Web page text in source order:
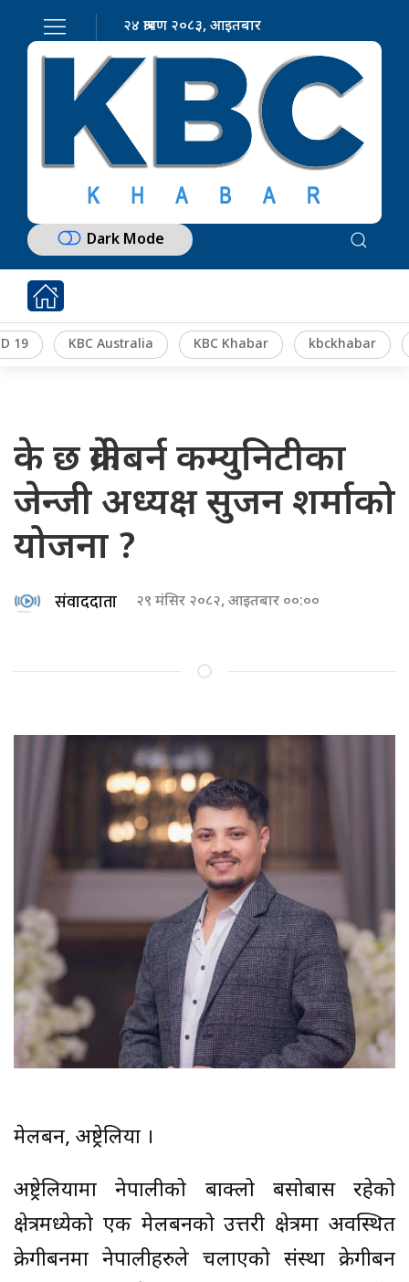
२४ श्रावण २०८३, आइतबार
Dark Mode
19 KBC Australia KBC Khabar kbckhabar
के छ क्रेगीबर्न कम्युनिटीका
जेन्जी अध्यक्ष सुजन शर्माको
योजना ?
संवाददाता २९ मंसिर २०८२, आइतबार ००:००
मेलबर्न, अष्ट्रेलिया ।
अष्ट्रेलियामा नेपालीको बाक्लो बसोबास रहेको
क्षेत्रमध्येको एक मेलबर्नको उत्तरी क्षेत्रमा अवस्थित
क्रेगीबर्नमा नेपालीहरुले चलाएको संस्था क्रेगीबर्न